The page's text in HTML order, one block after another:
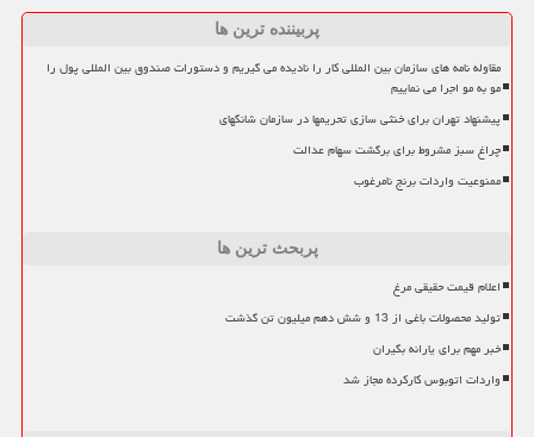
پربیننده ترین ها
مقاوله نامه های سازمان بین المللی کار را نادیده می گیریم و دستورات صندوق بین المللی پول را
مو به مو اجرا می نماییم
پیشنهاد تهران برای خنثی سازی تحریمها در سازمان شانگهای
چراغ سبز مشروط برای برگشت سهام عدالت
ممنوعیت واردات برنج نامرغوب
پربحث ترین ها
اعلام قیمت حقیقی مرغ
تولید محصولات باغی از 13 و شش دهم میلیون تن گذشت
خبر مهم برای یارانه بگیران
واردات اتوبوس کارکرده مجاز شد